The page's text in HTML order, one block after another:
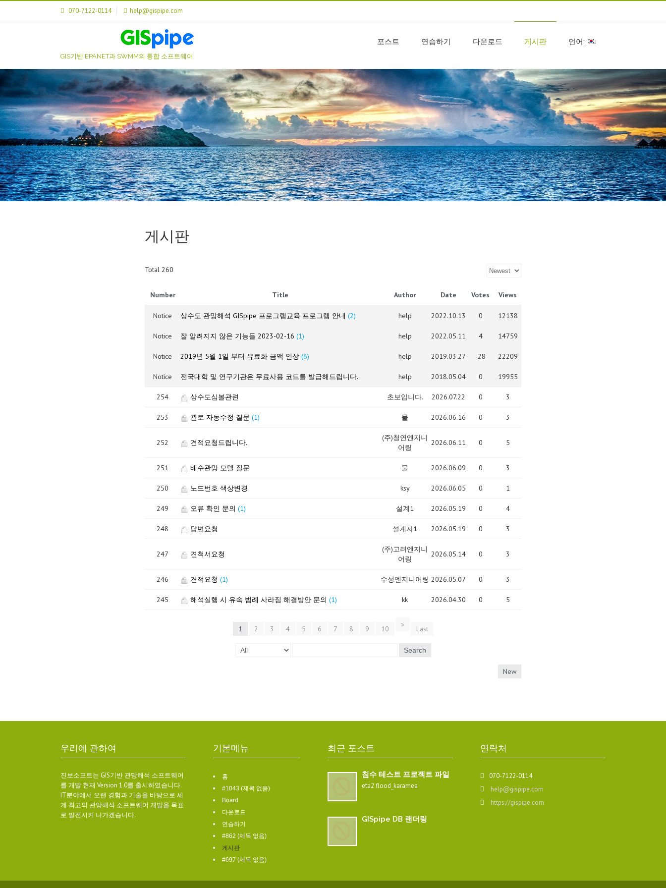
070-7122-0114 help@gispipe.com
GIS기반 EPANET과 SWMM의 통합 소프트웨어.
포스트 연습하기 다운로드 게시판 언어:
게시판
Total 260
Number Title Author Date Votes Views
Notice 상수도 관망해석 GISpipe 프로그램교육 프로그램 안내 (2) help 2022.10.13 0 12138
Notice 잘 알려지지 않은 기능들 2023-02-16 (1) help 2022.05.11 4 14759
Notice 2019년 5월 1일 부터 유료화 금액 인상 (6) help 2019.03.27 -28 22209
Notice 전국대학 및 연구기관은 무료사용 코드를 발급해드립니다. help 2018.05.04 0 19955
254 상수도심볼관련 초보입니다. 2026.07.22 0 3
253 관로 자동수정 질문 (1) 물 2026.06.16 0 3
252 견적요청드립니다.
(주)청연엔지니
어링
2026.06.11 0 5
251 배수관망 모델 질문 물 2026.06.09 0 3
250 노드번호 색상변경 ksy 2026.06.05 0 1
249 오류 확인 문의 (1) 설계1 2026.05.19 0 4
248 답변요청 설계자1 2026.05.19 0 3
247 견척서요청
(주)고려엔지니
어링
2026.05.14 0 3
246 견적요청 (1) 수성엔지니어링 2026.05.07 0 3
245 해석실행 시 유속 범례 사라짐 해결방안 문의 (1) kk 2026.04.30 0 5
1 2 3 4 5 6 7 8 9 10 » Last
Search
New
우리에 관하여
진보소프트는 GIS기반 관망해석 소프트웨어
를 개발 현재 Version 1.0를 출시하였습니다.
IT분야에서 오랜 경험과 기술을 바탕으로 세
계 최고의 관망해석 소프트웨어 개발을 목표
로 발전시켜 나가겠습니다.
기본메뉴
홈
#1043 (제목 없음)
Board
다운로드
연습하기
#862 (제목 없음)
게시판
#697 (제목 없음)
최근 포스트
침수 테스트 프로젝트 파일
eta2 flood_karamea
GISpipe DB 랜더링
연락처
070-7122-0114
help@gispipe.com
https://gispipe.com